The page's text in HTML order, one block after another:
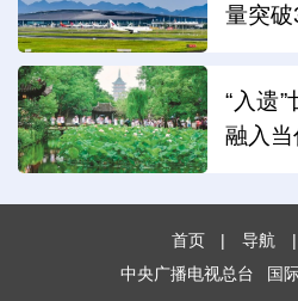
量突
“入遗
融入当
首页 | 导航 |
中央广播电视总台
国